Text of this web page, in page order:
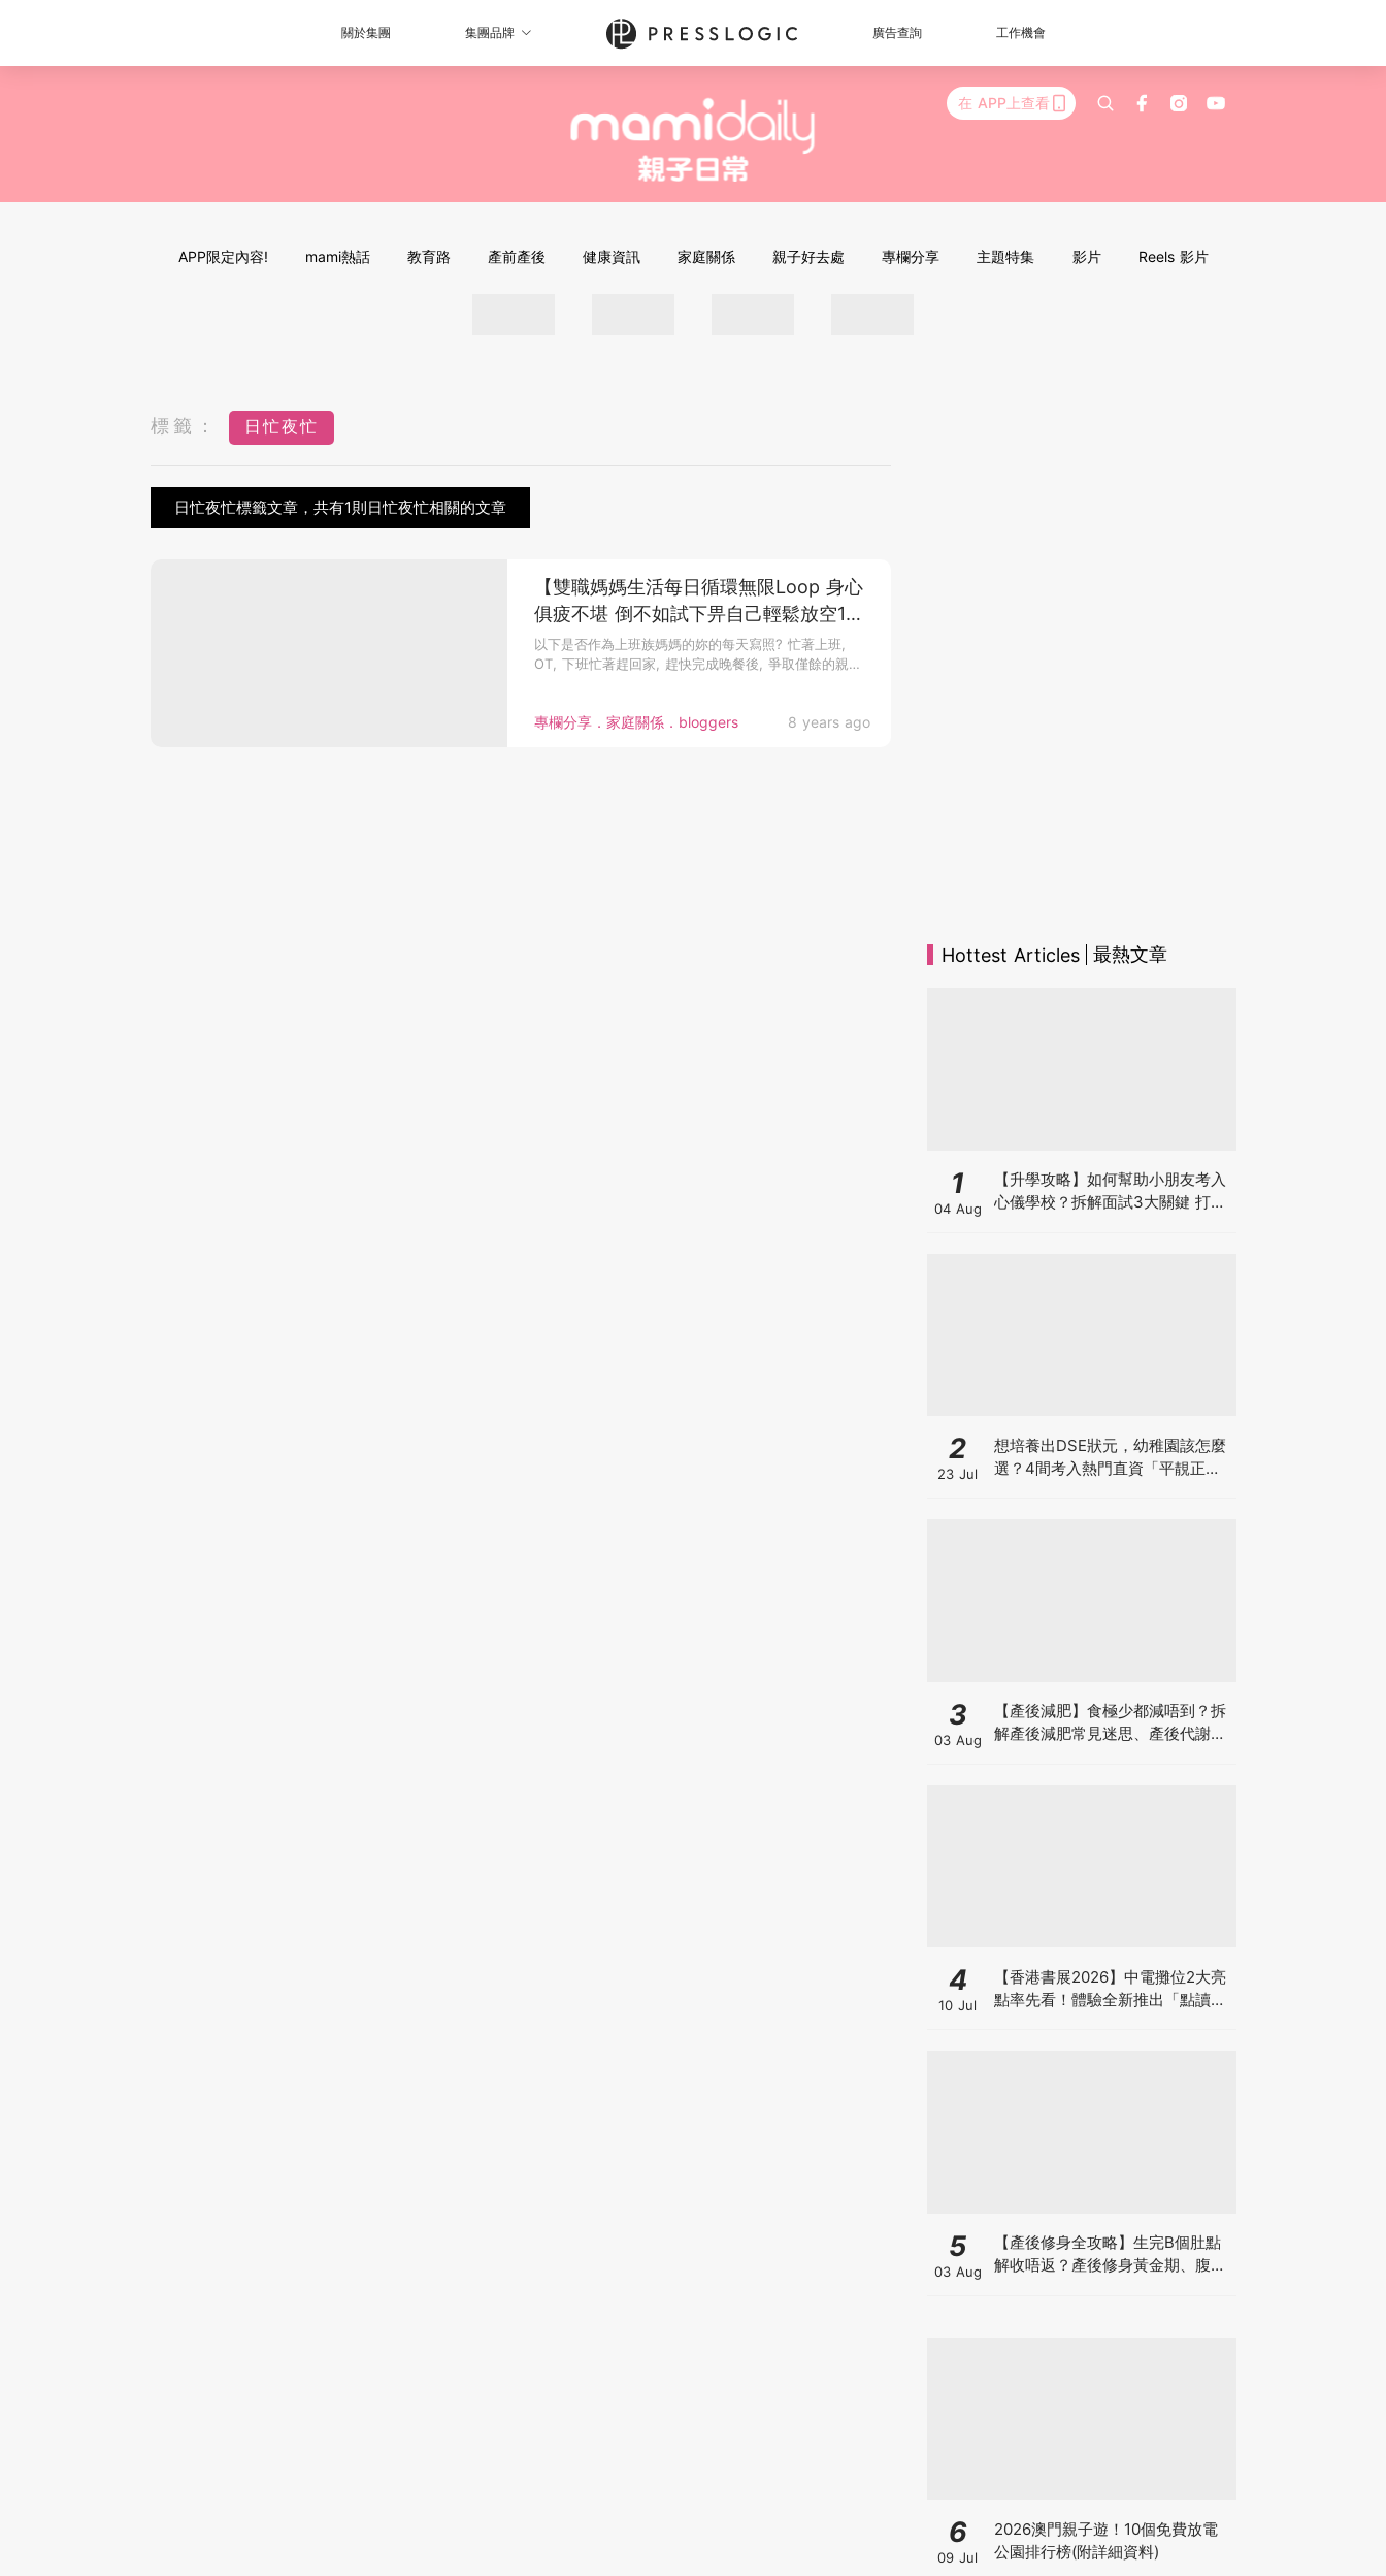
關於集團 集團品牌 廣告查詢 工作機會
在 APP上查看
APP限定內容! mami熱話 教育路 產前產後 健康資訊 家庭關係 親子好去處 專欄分享 主題特集 影片 Reels 影片
標籤： 日忙夜忙
日忙夜忙標籤文章，共有1則日忙夜忙相關的文章
專欄分享．家庭關係．bloggers 8 years ago
【雙職媽媽生活每日循環無限Loop 身心
俱疲不堪 倒不如試下畀自己輕鬆放空15
分鐘】
以下是否作為上班族媽媽的妳的每天寫照? 忙著上班,
OT, 下班忙著趕回家, 趕快完成晚餐後, 爭取僅餘的親子
Hottest Articles 最熱文章
1
04 Aug
【升學攻略】如何幫助小朋友考入
心儀學校？拆解面試3大關鍵 打好
2
23 Jul
想培養出DSE狀元，幼稚園該怎麼
選？4間考入熱門直資「平靚正」
3
03 Aug
【產後減肥】食極少都減唔到？拆
解產後減肥常見迷思、產後代謝、
4
10 Jul
【香港書展2026】中電攤位2大亮
點率先看！體驗全新推出「點讀故
5
03 Aug
【產後修身全攻略】生完B個肚點
解收唔返？產後修身黃金期、腹直
6
09 Jul
2026澳門親子遊！10個免費放電
公園排行榜(附詳細資料)